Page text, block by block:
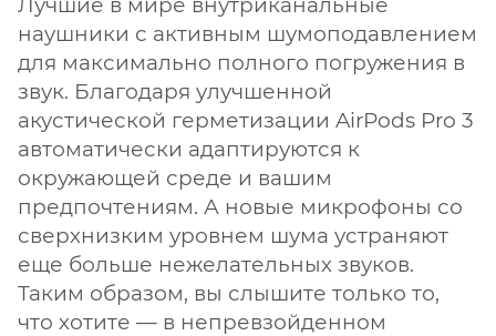
наушники с активным шумоподавлением
для максимально полного погружения в
звук. Благодаря улучшенной
акустической герметизации AirPods Pro 3
автоматически адаптируются к
окружающей среде и вашим
предпочтениям. А новые микрофоны со
сверхнизким уровнем шума устраняют
еще больше нежелательных звуков.
Таким образом, вы слышите только то,
что хотите — в непревзойденном